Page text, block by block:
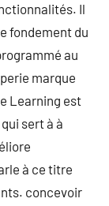
Il
fondement du
au
marque
Learning est
sert à à
à ce titre
concevoir